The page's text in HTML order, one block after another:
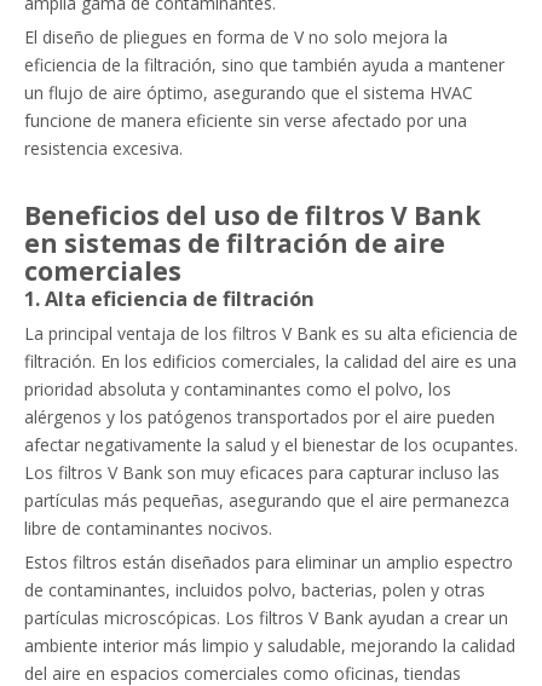
El diseño de pliegues en forma de V no solo mejora la
eficiencia de la filtración, sino que también ayuda a mantener
un flujo de aire óptimo, asegurando que el sistema HVAC
funcione de manera eficiente sin verse afectado por una
resistencia excesiva.
Beneficios del uso de filtros V Bank
en sistemas de filtración de aire
comerciales
1. Alta eficiencia de filtración
La principal ventaja de los filtros V Bank es su alta eficiencia de
filtración. En los edificios comerciales, la calidad del aire es una
prioridad absoluta y contaminantes como el polvo, los
alérgenos y los patógenos transportados por el aire pueden
afectar negativamente la salud y el bienestar de los ocupantes.
Los filtros V Bank son muy eficaces para capturar incluso las
partículas más pequeñas, asegurando que el aire permanezca
libre de contaminantes nocivos.
Estos filtros están diseñados para eliminar un amplio espectro
de contaminantes, incluidos polvo, bacterias, polen y otras
partículas microscópicas. Los filtros V Bank ayudan a crear un
ambiente interior más limpio y saludable, mejorando la calidad
del aire en espacios comerciales como oficinas, tiendas